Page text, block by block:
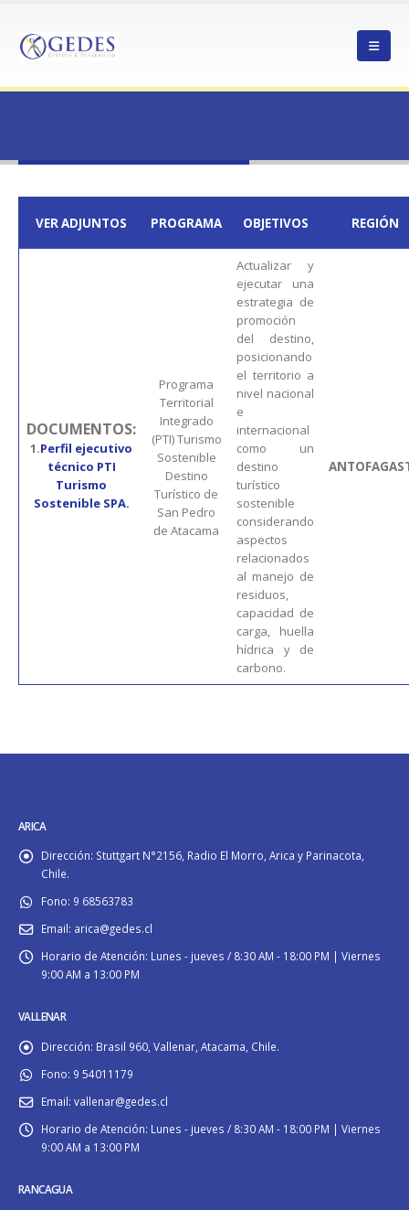
VER ADJUNTOS PROGRAMA OBJETIVOS REGIÓN
DOCUMENTOS:
1.Perfil ejecutivo
técnico PTI
Turismo
Sostenible SPA.
Programa
Territorial
Integrado
(PTI) Turismo
Sostenible
Destino
Turístico de
San Pedro
de Atacama
Actualizar y
ejecutar una
estrategia de
promoción
del destino,
posicionando
el territorio a
nivel nacional
e
internacional
como un
destino
turístico
sostenible
considerando
aspectos
relacionados
al manejo de
residuos,
capacidad de
carga, huella
hídrica y de
carbono.
ARICA
Dirección: Stuttgart N°2156, Radio El Morro, Arica y Parinacota,
Chile.
Fono: 9 68563783
Email: arica@gedes.cl
Horario de Atención: Lunes - jueves / 8:30 AM - 18:00 PM | Viernes
9:00 AM a 13:00 PM
VALLENAR
Dirección: Brasil 960, Vallenar, Atacama, Chile.
Fono: 9 54011179
Email: vallenar@gedes.cl
Horario de Atención: Lunes - jueves / 8:30 AM - 18:00 PM | Viernes
9:00 AM a 13:00 PM
RANCAGUA